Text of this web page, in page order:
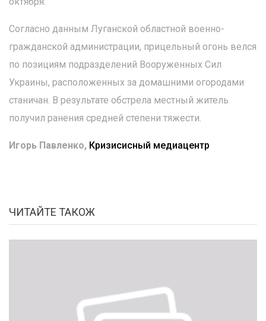
Согласно данным Луганской областной военно-
гражданской администрации, прицельный огонь велся
по позициям подразделений Вооруженных Сил
Украины, расположенных за домашними огородами
станичан. В результате обстрела местный житель
получил ранения средней степени тяжести.
Игорь Павленко, Кризисисный медиацентр
ЧИТАЙТЕ ТАКОЖ